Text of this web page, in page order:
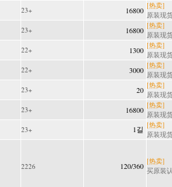
23+ 16800
[热卖]
原装现
23+ 16800
[热卖]
原装现
22+ 1300
[热卖]
原装现
22+ 3000
[热卖]
原装现
23+ 20
[热卖]
原装现
23+ 16800
[热卖]
原装现
23+ 1길 [热卖]
原装现
2226 120/360
[热卖]
买原装